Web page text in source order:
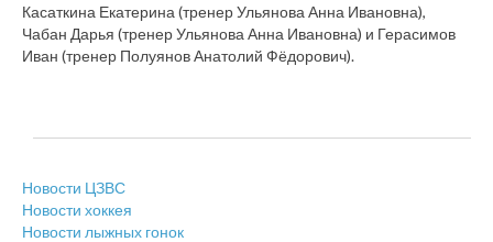
Касаткина Екатерина (тренер Ульянова Анна Ивановна),
Чабан Дарья (тренер Ульянова Анна Ивановна) и Герасимов
Иван (тренер Полуянов Анатолий Фёдорович).
Новости ЦЗВС
Новости хоккея
Новости лыжных гонок